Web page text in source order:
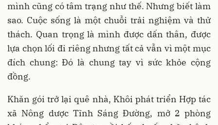
mình cũng có tâm trạng như thế. Nhưng biết làm
sao. Cuộc sống là một chuỗi trải nghiệm và thử
thách. Quan trọng là mình được dấn thân, được
lựa chọn lối đi riêng nhưng tất cả vẫn vì một mục
đích chung: Đó là chung tay vì sức khỏe cộng
đồng.
Khăn gói trở lại quê nhà, Khôi phát triển Hợp tác
xã Nông dược Tĩnh Sáng Đường, mở 2 phòng